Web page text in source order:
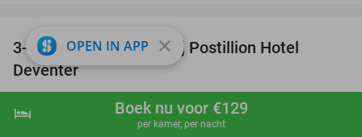
shopping_cart Boek nu
hotel Boek nu voor €129
per kamer, per nacht
3-gangen keuzediner bij Postillion Hotel
Deventer
Deventer
OPEN IN APP close